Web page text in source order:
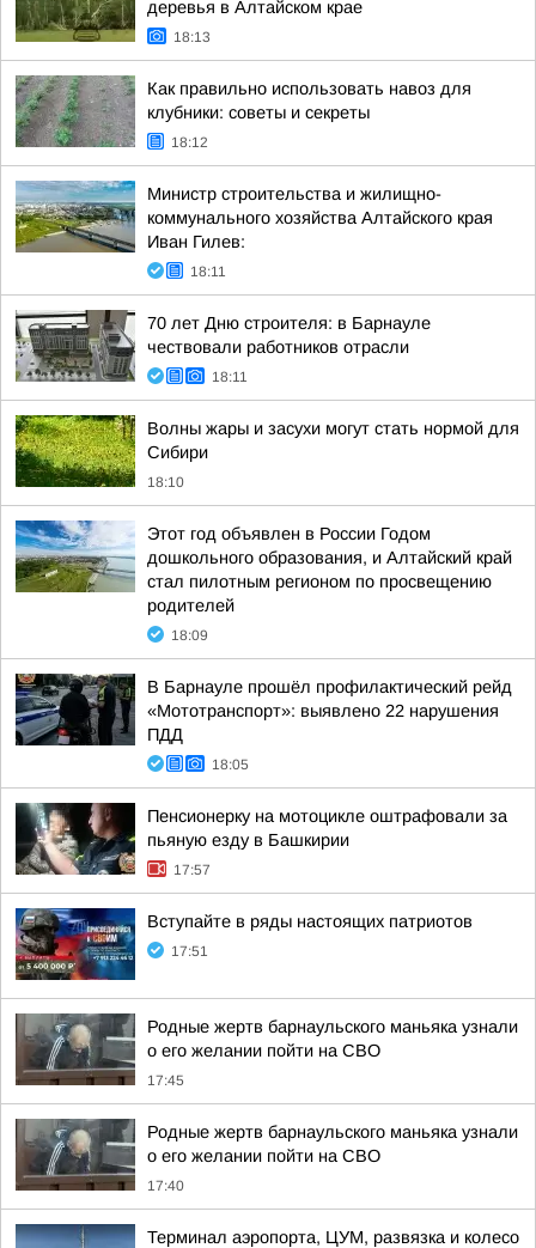
деревья в Алтайском крае
18:13
Как правильно использовать навоз для
клубники: советы и секреты
18:12
Министр строительства и жилищно-
коммунального хозяйства Алтайского края
Иван Гилев:
18:11
70 лет Дню строителя: в Барнауле
чествовали работников отрасли
18:11
Волны жары и засухи могут стать нормой для
Сибири
18:10
Этот год объявлен в России Годом
дошкольного образования, и Алтайский край
стал пилотным регионом по просвещению
родителей
18:09
В Барнауле прошёл профилактический рейд
«Мототранспорт»: выявлено 22 нарушения
ПДД
18:05
Пенсионерку на мотоцикле оштрафовали за
пьяную езду в Башкирии
17:57
Вступайте в ряды настоящих патриотов
17:51
Родные жертв барнаульского маньяка узнали
о его желании пойти на СВО
17:45
Родные жертв барнаульского маньяка узнали
о его желании пойти на СВО
17:40
Терминал аэропорта, ЦУМ, развязка и колесо